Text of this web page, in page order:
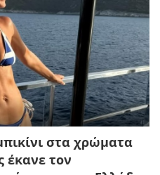
στα χρώματα
έκανε τον